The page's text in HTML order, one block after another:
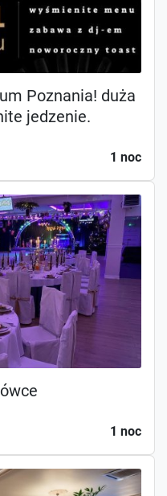
Poznania! duża
jedzenie.
1 noc
1 noc